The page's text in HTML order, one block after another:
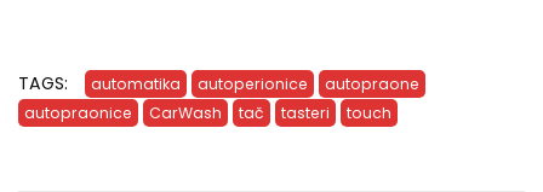
TAGS: automatika autoperionice
autopraone
autopraonice
CarWash tač tasteri touch